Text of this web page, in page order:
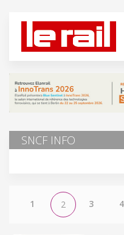
SNCF INFO
1 2 3 4